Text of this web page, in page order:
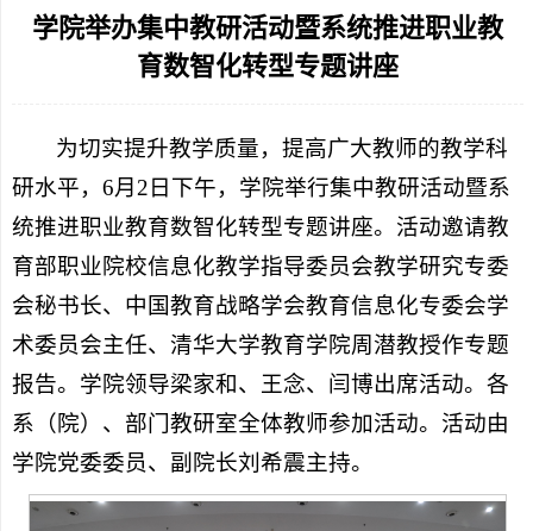
学院举办集中教研活动暨系统推进职业教
育数智化转型专题讲座
为切实提升教学质量，提高广大教师的教学科
研水平，6月2日下午，学院举行集中教研活动暨系
统推进职业教育数智化转型专题讲座。活动邀请教
育部职业院校信息化教学指导委员会教学研究专委
会秘书长、中国教育战略学会教育信息化专委会学
术委员会主任、清华大学教育学院周潜教授作专题
报告。学院领导梁家和、王念、闫博出席活动。各
系（院）、部门教研室全体教师参加活动。活动由
学院党委委员、副院长刘希震主持。